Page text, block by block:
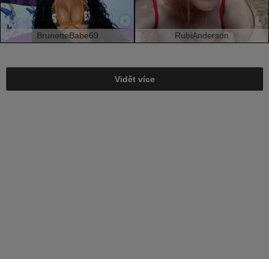
BrunetteBabe69 RubiAnderson
Vidět více